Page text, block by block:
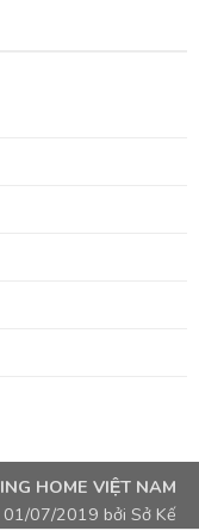
HOME VIỆT NAM
07/2019 bởi Sở Kế